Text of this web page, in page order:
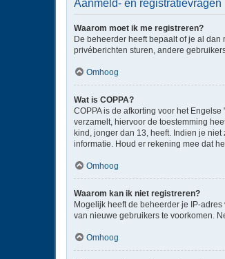
Aanmeld- en registratievragen
Waarom moet ik me registreren?
De beheerder heeft bepaalt of je al
privéberichten sturen, andere
Omhoog
Wat is COPPA?
COPPA is de afkorting voor het
verzamelt, hiervoor de toestemming
kind, jonger dan 13, heeft. Indien je
informatie. Houd er rekening mee dat
Omhoog
Waarom kan ik niet registreren?
Mogelijk heeft de beheerder je IP-
van nieuwe gebruikers te voorkomen.
Omhoog